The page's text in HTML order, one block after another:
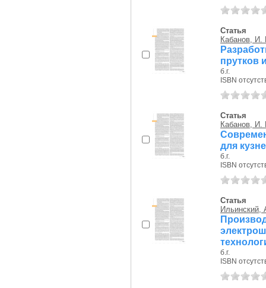
Статья
Кабанов, И.
прутков
б.г.
ISBN
Статья
Кабанов, И.
для
б.г.
ISBN
Статья
Ильинский,
б.г.
ISBN